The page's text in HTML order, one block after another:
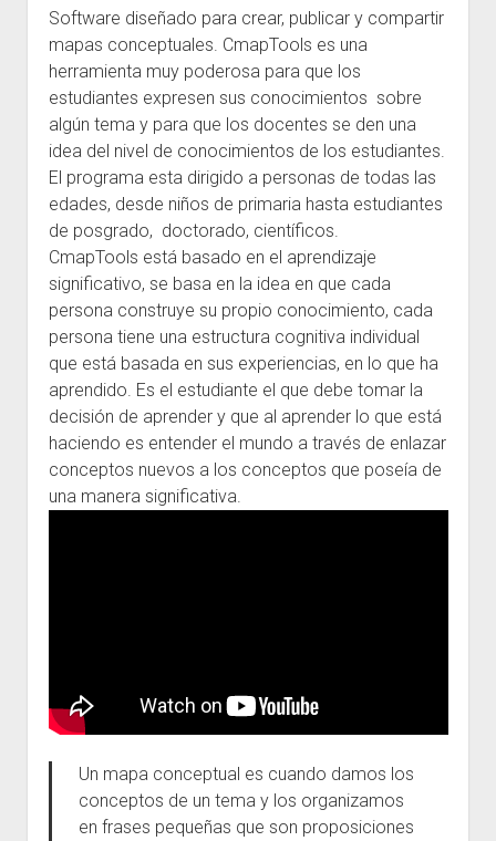
Escuelas
Contacto
Software diseñado para crear, publicar y compartir
mapas conceptuales. CmapTools es una
herramienta muy poderosa para que los
estudiantes expresen sus conocimientos sobre
algún tema y para que los docentes se den una
idea del nivel de conocimientos de los estudiantes.
El programa esta dirigido a personas de todas las
edades, desde niños de primaria hasta estudiantes
de posgrado, doctorado, científicos.
CmapTools está basado en el aprendizaje
significativo, se basa en la idea en que cada
persona construye su propio conocimiento, cada
persona tiene una estructura cognitiva individual
que está basada en sus experiencias, en lo que ha
aprendido. Es el estudiante el que debe tomar la
decisión de aprender y que al aprender lo que está
haciendo es entender el mundo a través de enlazar
conceptos nuevos a los conceptos que poseía de
una manera significativa.
Un mapa conceptual es cuando damos los
conceptos de un tema y los organizamos
en frases pequeñas que son proposiciones